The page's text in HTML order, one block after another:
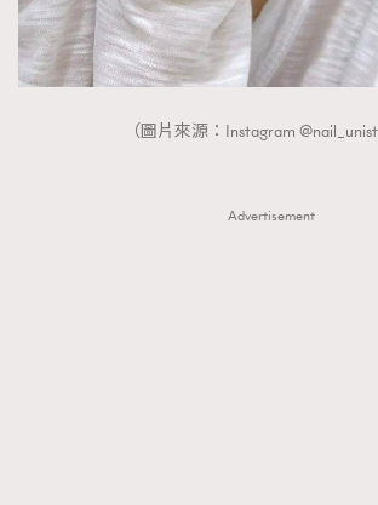
（圖片來源：Instagram
Advertisement